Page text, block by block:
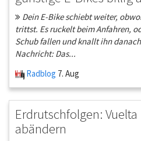
Dein E-Bike schiebt weiter,
trittst. Es ruckelt beim Anfahren,
Schub fallen und knallt ihn
Nachricht: Das...
Radblog 7. Aug
Erdrutschfolgen:
abändern